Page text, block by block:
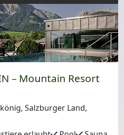
– Mountain Resort
Salzburger Land,